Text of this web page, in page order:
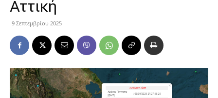
Αττική
9 Σεπτεμβρίου 2025